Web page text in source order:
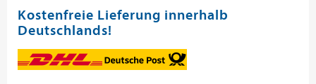
Kostenfreie Lieferung innerhalb
Deutschlands!